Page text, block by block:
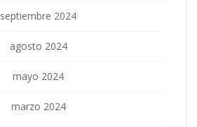
septiembre 2024
agosto 2024
mayo 2024
marzo 2024